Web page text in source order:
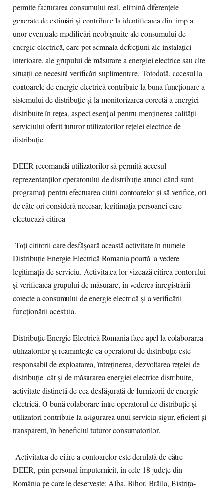
permite facturarea consumului real, elimină diferențele
generate de estimări și contribuie la identificarea din timp a
unor eventuale modificări neobișnuite ale consumului de
energie electrică, care pot semnala defecțiuni ale instalației
interioare, ale grupului de măsurare a energiei electrice sau alte
situații ce necesită verificări suplimentare. Totodată, accesul la
contoarele de energie electrică contribuie la buna funcționare a
sistemului de distribuție și la monitorizarea corectă a energiei
distribuite în rețea, aspect esențial pentru menținerea calității
serviciului oferit tuturor utilizatorilor rețelei electrice de
distribuție.
DEER recomandă utilizatorilor să permită accesul
reprezentanților operatorului de distribuție atunci când sunt
programați pentru efectuarea citirii contoarelor și să verifice, ori
de câte ori consideră necesar, legitimația persoanei care
efectuează citirea
Toți cititorii care desfășoară această activitate în numele
Distribuție Energie Electrică Romania poartă la vedere
legitimația de serviciu. Activitatea lor vizează citirea contorului
și verificarea grupului de măsurare, în vederea înregistrării
corecte a consumului de energie electrică și a verificării
funcționării acestuia.
Distribuție Energie Electrică Romania face apel la colaborarea
utilizatorilor și reamintește că operatorul de distribuție este
responsabil de exploatarea, întreținerea, dezvoltarea rețelei de
distribuție, cât și de măsurarea energiei electrice distribuite,
activitate distinctă de cea desfășurată de furnizorii de energie
electrică. O bună colaborare între operatorul de distribuție și
utilizatori contribuie la asigurarea unui serviciu sigur, eficient și
transparent, în beneficiul tuturor consumatorilor.
Activitatea de citire a contoarelor este derulată de către
DEER, prin personal împuternicit, în cele 18 județe din
România pe care le deserveste: Alba, Bihor, Brăila, Bistrița-